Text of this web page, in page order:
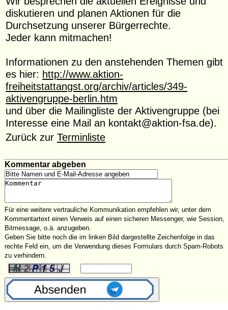
diskutieren und planen Aktionen für die
Durchsetzung unserer Bürgerrechte.
Jeder kann mitmachen!
Informationen zu den anstehenden Themen gibt
es hier: http://www.aktion-
freiheitstattangst.org/archiv/articles/349-
aktivengruppe-berlin.htm
und über die Mailingliste der Aktivengruppe (bei
Interesse eine Mail an kontakt@aktion-fsa.de).
Zurück zurTerminliste
Kommentar abgeben
Für eine weitere vertrauliche Kommunikation empfehlen wir, unter dem
Kommentartext einen Verweis auf einen sicheren Messenger, wie Session,
Bitmessage, o.ä. anzugeben.
Geben Sie bitte noch die im linken Bild dargestellte Zeichenfolge in das
rechte Feld ein, um die Verwendung dieses Formulars durch Spam-Robots
zu verhindern.